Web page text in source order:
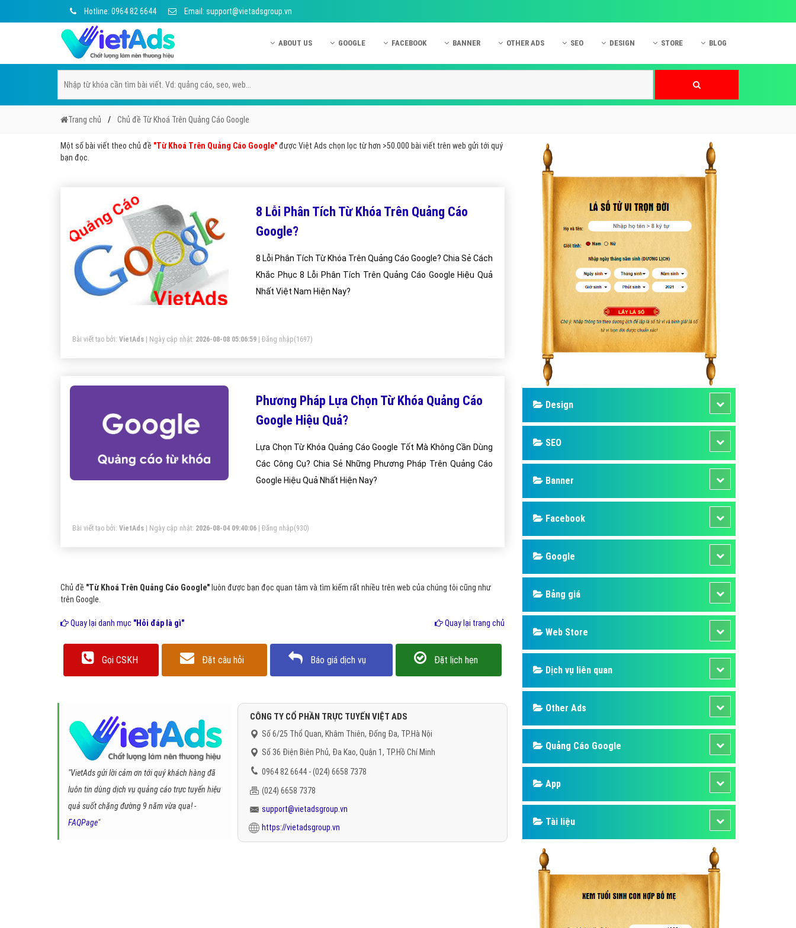
Hotline: 0964 82 6644 Email: support@vietadsgroup.vn
ABOUT US GOOGLE FACEBOOK BANNER OTHER ADS
Quảng cáo Online
Quảng cáo Skype
Quảng cáo TVC
Quảng cáo Cốc Cốc
Phần mềm ứng dụng hay
Dịch vụ Domain & Hosting
Hỏi đáp phần mềm
Hỏi đáp quảng cáo TVC
Hỏi đáp quảng cáo mobile
Hỏi đáp quảng cáo Online
Hỏi đáp quảng cáo Skype
Quảng cáo Youtube
Dịch vụ quảng cáo Youtube
Dịch vụ quảng cáo Cốc Cốc
Dịch vụ quảng cáo Tiktok
Dịch vụ quảng cáo Zalo
Định nghĩa
Nghĩa là gì
Phần mềm ứng dụng hay
SEO DESIGN
Hỏi đáp Website
STORE BLOG
Trang chủ Chủ đề Từ Khoá Trên Quảng Cáo Google
Một số bài viết theo chủ đề "Từ Khoá Trên Quảng Cáo Google"được Việt Ads chọn lọc từ hơn >50.000 bài viết trên web gửi tới quý
bạn đọc.
8 Lỗi Phân Tích Từ Khóa Trên Quảng Cáo
Google?
8 Lỗi Phân Tích Từ Khóa Trên Quảng Cáo Google? Chia Sẻ Cách
Khắc Phục 8 Lỗi Phân Tích Trên Quảng Cáo Google Hiệu Quả
Nhất Việt Nam Hiện Nay?
Bài viết tạo bởi: VietAds | Ngày cập nhật: 2026-08-08 05:06:59 Đăng nhập(1697)
Phương Pháp Lựa Chọn Từ Khóa Quảng Cáo
Google Hiệu Quả?
Lựa Chọn Từ Khóa Quảng Cáo Google Tốt Mà Không Cần Dùng
Các Công Cụ? Chia Sẻ Những Phương Pháp Trên Quảng Cáo
Google Hiệu Quả Nhất Hiện Nay?
Bài viết tạo bởi: VietAds | Ngày cập nhật: 2026-08-04 09:40:06 Đăng nhập(930)
Chủ đề "Từ Khoá Trên Quảng Cáo Google" luôn được bạn đọc quan tâm và tìm kiếm rất nhiều trên web của chúng tôi cũng như
trên Google.
Quay lại danh mục "Hỏi đáp là gì" Quay lại trang chủ
Gọi CSKH Đặt câu hỏi Báo giá dịch vụ Đặt lịch hẹn
"VietAds gửi lời cảm ơn tới quý khách hàng đã
luôn tin dùng dịch vụ quảng cáo trực tuyến hiệu
quả suốt chặng đường 9 năm vừa qua! -
FAQPage"
CÔNG TY CỔ PHẦN TRỰC TUYẾN VIỆT ADS
Số 6/25 Thổ Quan, Khâm Thiên, Đống Đa, TP.Hà Nội
Số 36 Điện Biên Phủ, Đa Kao, Quận 1, TP.Hồ Chí Minh
0964 82 6644 - (024) 6658 7378
(024) 6658 7378
support@vietadsgroup.vn
https://vietadsgroup.vn
Design
SEO
Banner
Facebook
Google
Bảng giá
Web Store
Dịch vụ liên quan
Other Ads
Quảng Cáo Google
App
Tài liệu